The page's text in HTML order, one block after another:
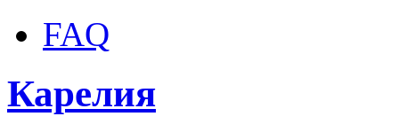
FAQ
Карелия